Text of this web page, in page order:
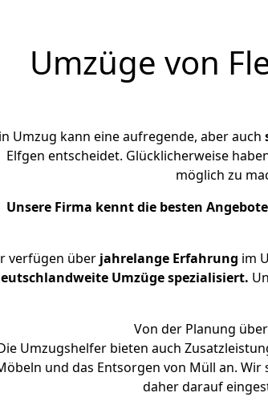
Umzüge von
Umzug kann eine aufregende, aber auch
Elfgen entscheidet. Glücklicherweise
möglich zu
Unsere Firma kennt die besten Angebote
verfügen überjahrelange Erfahrung im
Umzüge spezialisiert.
Von der Planung
Umzugshelfer bieten auch
und das Entsorgen von Müll an.
daher darauf